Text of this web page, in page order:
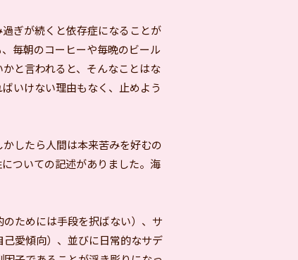
ぎが続くと依存症になることが
毎朝のコーヒーや毎晩のビール
と言われると、そんなことはな
いけない理由もなく、止めよう
したら人間は本来苦みを好むの
ついての記述がありました。海
ためには手段を択ばない）、サ
愛傾向）、並びに日常的なサデ